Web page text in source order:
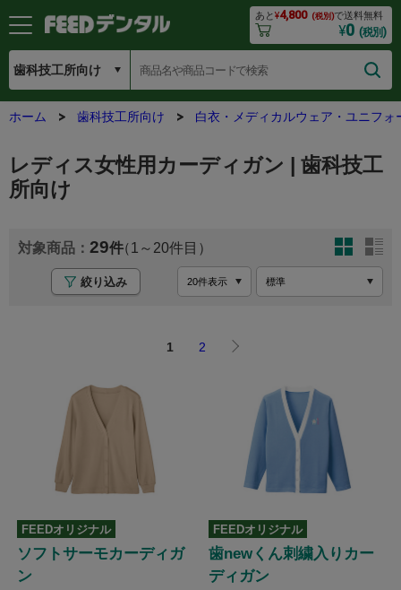
あと¥4,800 (税別)で送料無料
¥0 (税別)
ホーム 歯科技工所向け 白衣・メディカルウェア・ユニフォ
レディス女性用カーディガン | 歯科技工
所向け
29 1 20
絞り込み
1 2
FEEDオリジナル
ソフトサーモカーディガ
ン
FEEDオリジナル
歯newくん刺繍入りカー
ディガン